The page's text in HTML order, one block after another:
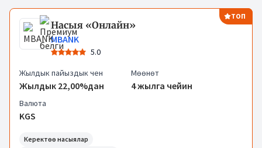
Кредиттер ТОП
Насыя «Онлайн»
MBANK
5.0
Жылдык пайыздык чен
Жылдык 22,00%дан
Мөөнөт
4 жылга чейин
Валюта
KGS
Керектөө насыялар